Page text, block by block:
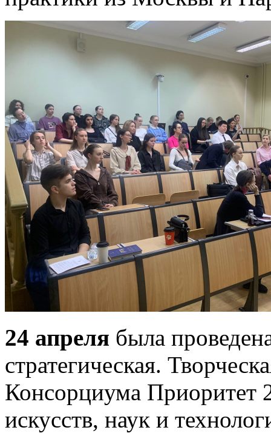
24 апреля была
стратегическая.
Консорциума Приоритет
искусств, наук и